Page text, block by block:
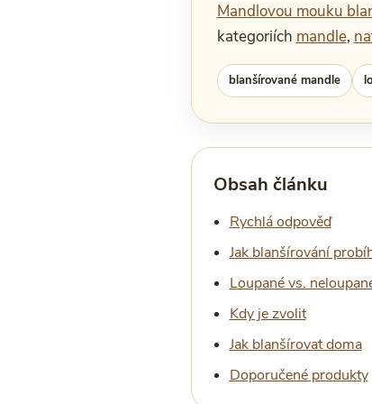
Mandlovou mouku
kategoriích mandle,
blanšírované mandle
Obsah článku
Rychlá odpověď
Jak blanšírování
Loupané vs.
Kdy je zvolit
Jak blanšírovat doma
Doporučené produkty